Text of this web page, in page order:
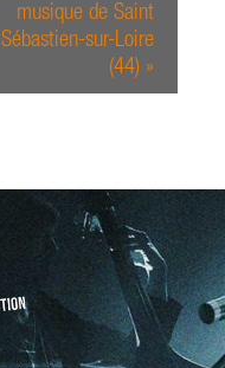
musique de Saint
Sébastien-sur-Loire
(44) »